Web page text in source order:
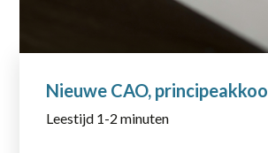
Nieuwe CAO,
Leestijd 1-2 minuten